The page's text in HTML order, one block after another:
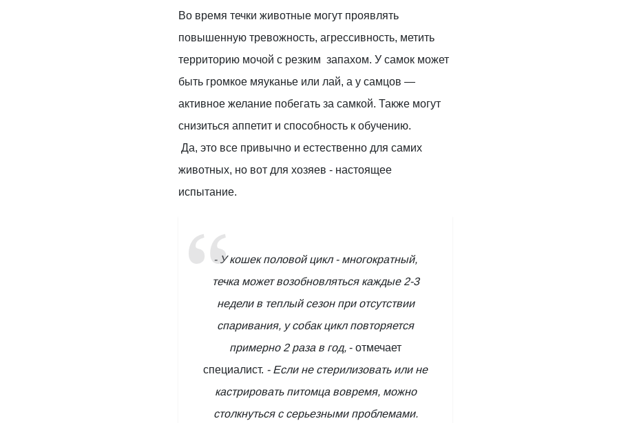
Во время течки животные могут проявлять
повышенную тревожность, агрессивность, метить
территорию мочой с резким запахом. У самок может
быть громкое мяуканье или лай, а у самцов —
активное желание побегать за самкой. Также могут
снизиться аппетит и способность к обучению.
Да, это все привычно и естественно для самих
животных, но вот для хозяев - настоящее
испытание.
- У кошек половой цикл - многократный,
течка может возобновляться каждые 2-3
недели в теплый сезон при отсутствии
спаривания, у собак цикл повторяется
примерно 2 раза в год, - отмечает
специалист. - Если не стерилизовать или не
кастрировать питомца вовремя, можно
столкнуться с серьезными проблемами.